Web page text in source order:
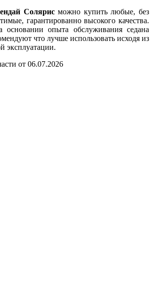
Солярисможно купить любые, без
гарантированно высокого качества.
опыта обслуживания седана
что лучше использовать исходя из
эксплуатации.
от 06.07.2026